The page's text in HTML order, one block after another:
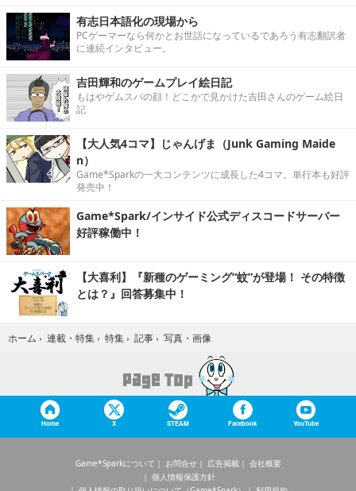
有志日本語化の現場から
PCゲーマーなら何かとお世話になっているであろう有志翻訳者
に連続インタビュー。
吉田輝和のゲームプレイ絵日記
もはやゲムスパの顔！どこかで見かけた吉田さんのゲーム絵日
記
【大人気4コマ】じゃんげま（Junk Gaming Maide
n）
Game*Sparkの一大コンテンツに成長した4コマ。単行本も好評
発売中！
Game*Spark/インサイド公式ディスコードサーバー
好評稼働中！
【大喜利】『新種のゲーミング“蚊”が登場！ その特徴
とは？』回答募集中！
ホーム › 連載・特集 › 特集 › 記事 › 写真・画像
Home X STEAM Facebook YouTube
Game*Sparkについて お問合せ 広告掲載
会社概要
個人情報保護方針